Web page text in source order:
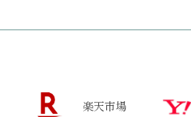
楽天市場